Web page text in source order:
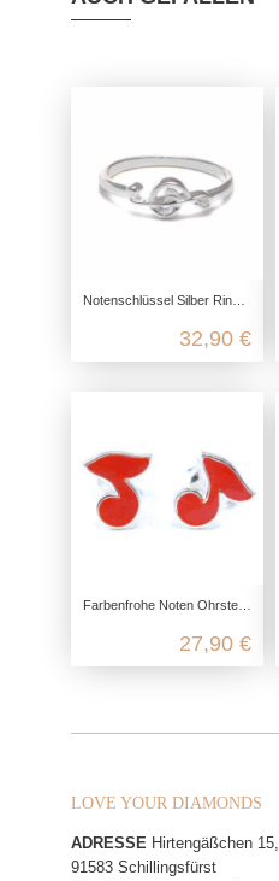
Notenschlüssel Silber Ring aus echtem 925 Sterling Silber
32,90 €
Farbenfrohe Noten Ohrstecker aus 925 Sterling Silber emailliert
27,90 €
LOVE YOUR DIAMONDS
ADRESSE Hirtengäßchen 15,
91583 Schillingsfürst